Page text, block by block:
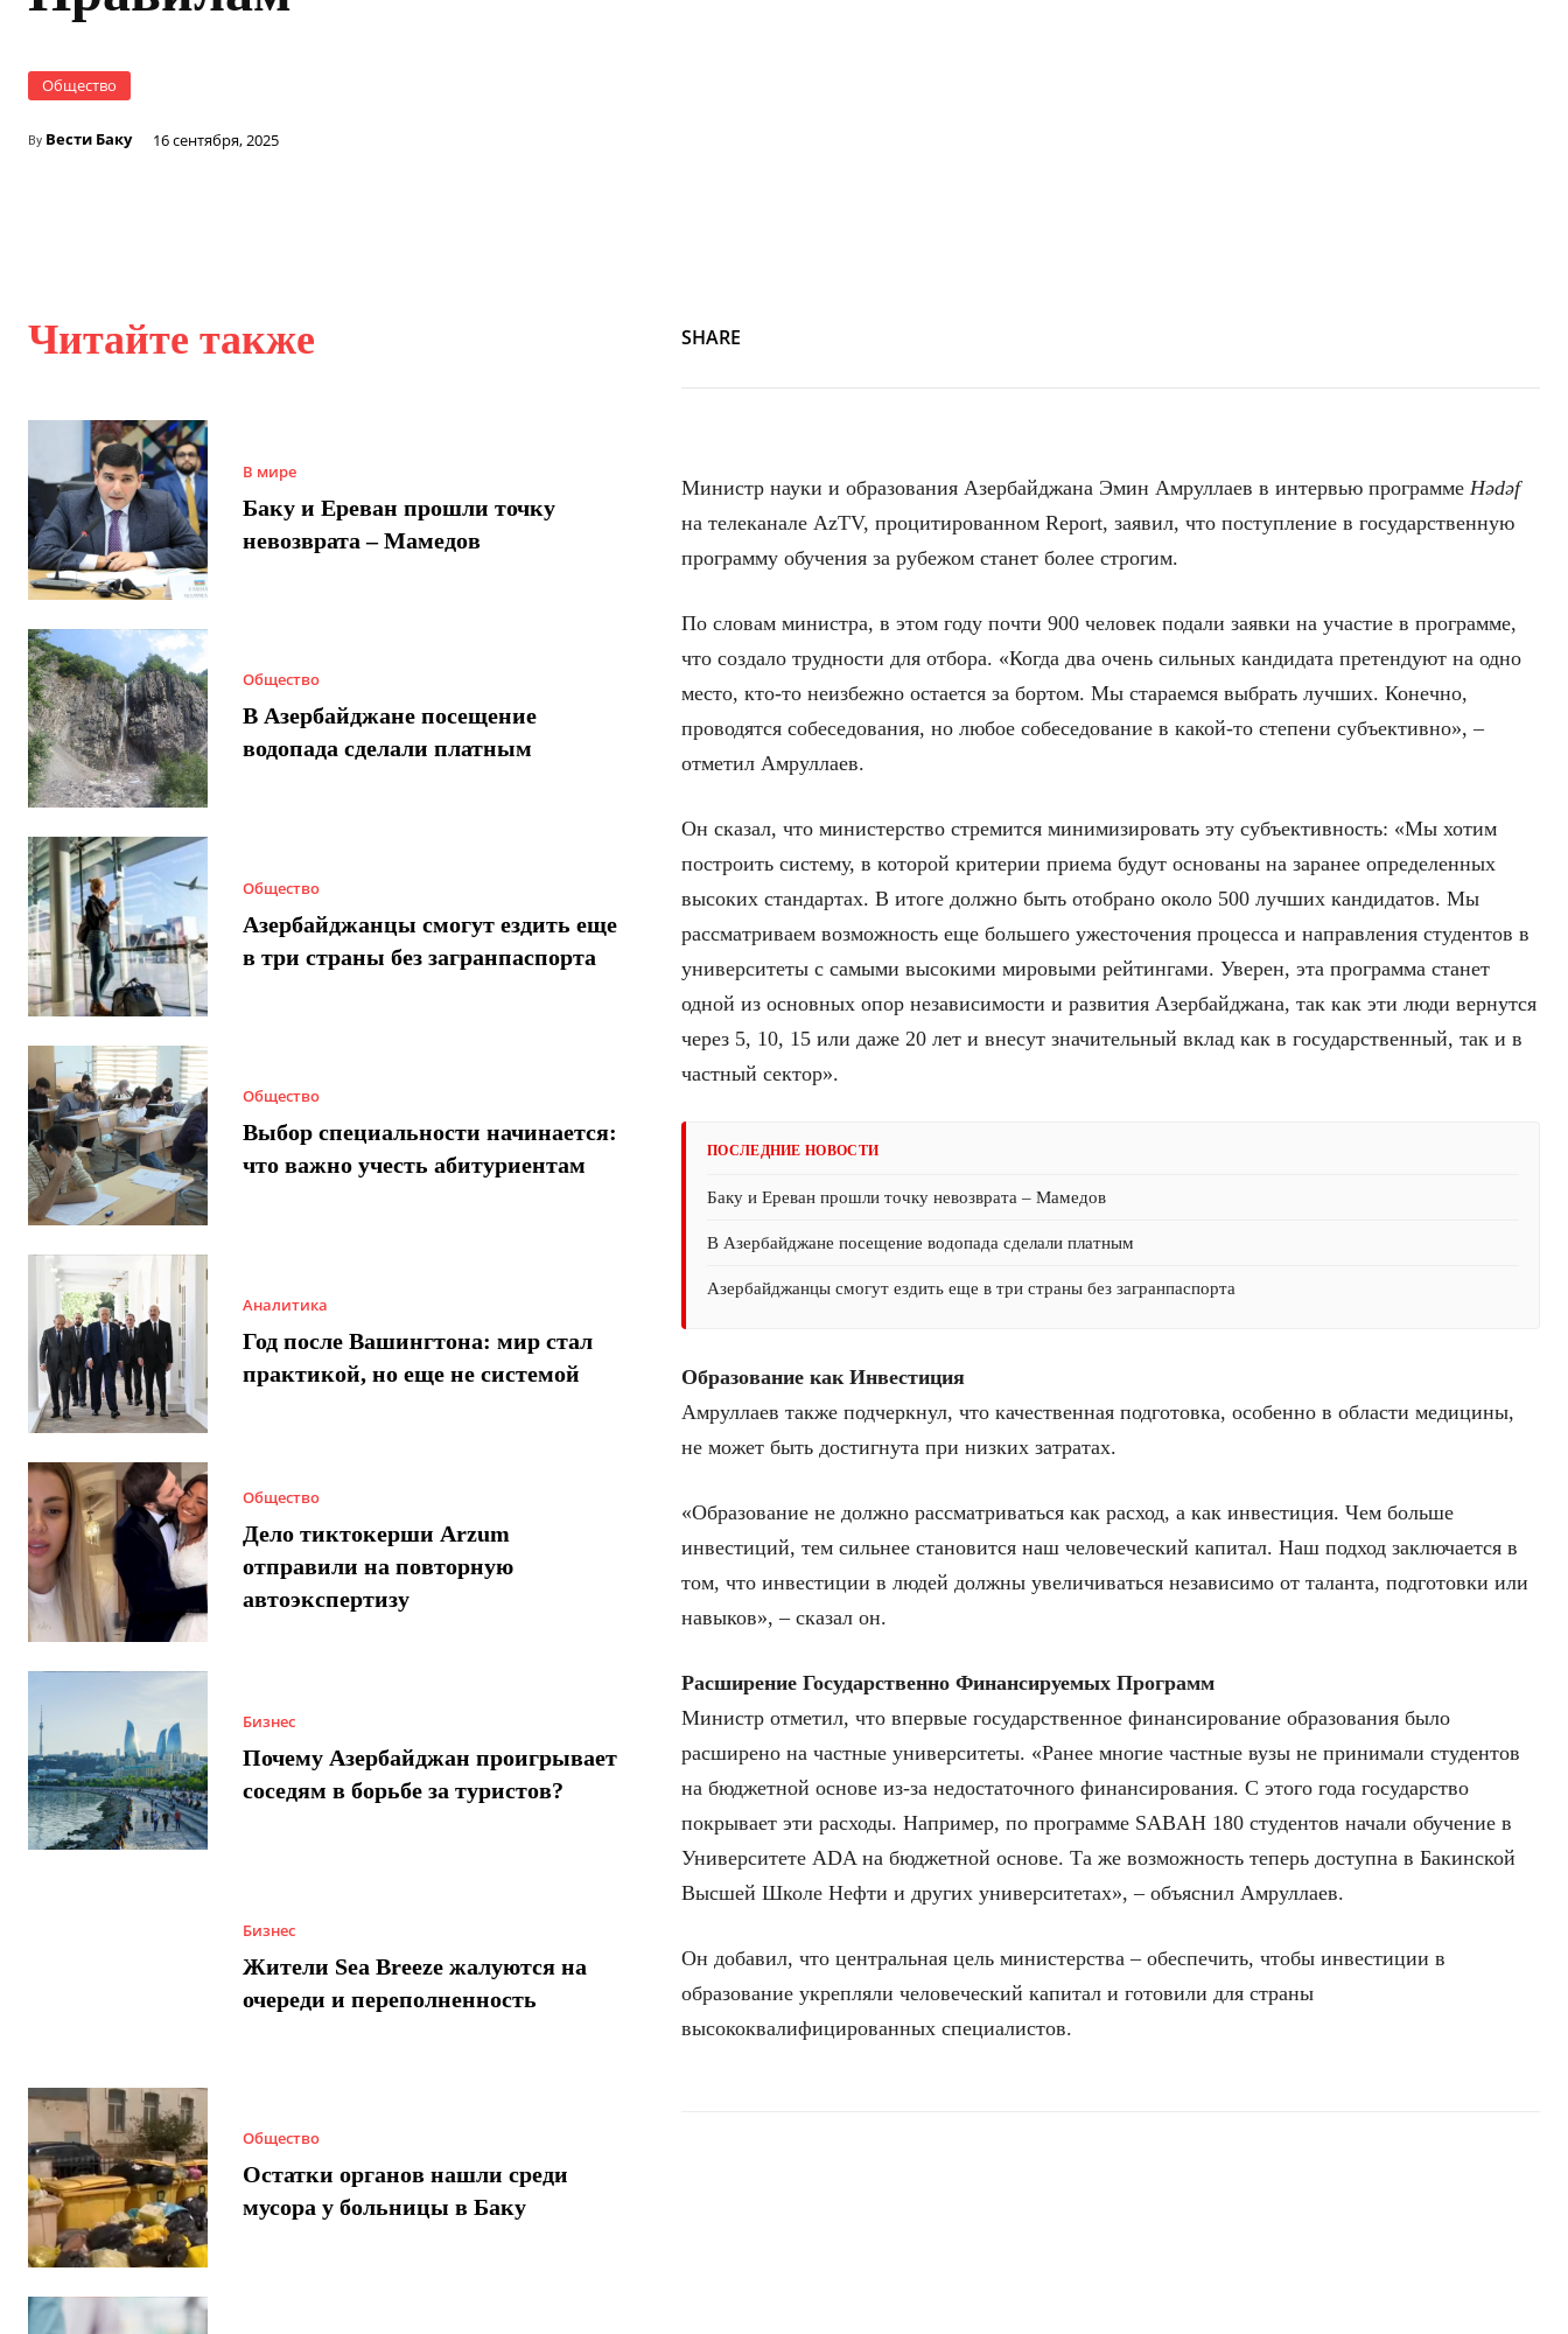
Общество
By Вести Баку 16 сентября, 2025
Читайте также
В мире
Баку и Ереван прошли точку
невозврата – Мамедов
Общество
В Азербайджане посещение
водопада сделали платным
Общество
Азербайджанцы смогут ездить еще
в три страны без загранпаспорта
Общество
Выбор специальности начинается:
что важно учесть абитуриентам
Аналитика
Год после Вашингтона: мир стал
практикой, но еще не системой
Общество
Дело тиктокерши Arzum
отправили на повторную
автоэкспертизу
Бизнес
Почему Азербайджан проигрывает
соседям в борьбе за туристов?
Бизнес
Жители Sea Breeze жалуются на
очереди и переполненность
Общество
Остатки органов нашли среди
мусора у больницы в Баку
SHARE
Министр науки и образования Азербайджана Эмин Амруллаев в интервью программе Hədəf
на телеканале AzTV, процитированном Report, заявил, что поступление в государственную
программу обучения за рубежом станет более строгим.
По словам министра, в этом году почти 900 человек подали заявки на участие в программе,
что создало трудности для отбора. «Когда два очень сильных кандидата претендуют на одно
место, кто-то неизбежно остается за бортом. Мы стараемся выбрать лучших. Конечно,
проводятся собеседования, но любое собеседование в какой-то степени субъективно», –
отметил Амруллаев.
Он сказал, что министерство стремится минимизировать эту субъективность: «Мы хотим
построить систему, в которой критерии приема будут основаны на заранее определенных
высоких стандартах. В итоге должно быть отобрано около 500 лучших кандидатов. Мы
рассматриваем возможность еще большего ужесточения процесса и направления студентов в
университеты с самыми высокими мировыми рейтингами. Уверен, эта программа станет
одной из основных опор независимости и развития Азербайджана, так как эти люди вернутся
через 5, 10, 15 или даже 20 лет и внесут значительный вклад как в государственный, так и в
частный сектор».
ПОСЛЕДНИЕ НОВОСТИ
Баку и Ереван прошли точку невозврата – Мамедов
В Азербайджане посещение водопада сделали платным
Азербайджанцы смогут ездить еще в три страны без загранпаспорта
Образование как Инвестиция
Амруллаев также подчеркнул, что качественная подготовка, особенно в области медицины,
не может быть достигнута при низких затратах.
«Образование не должно рассматриваться как расход, а как инвестиция. Чем больше
инвестиций, тем сильнее становится наш человеческий капитал. Наш подход заключается в
том, что инвестиции в людей должны увеличиваться независимо от таланта, подготовки или
навыков», – сказал он.
Расширение Государственно Финансируемых Программ
Министр отметил, что впервые государственное финансирование образования было
расширено на частные университеты. «Ранее многие частные вузы не принимали студентов
на бюджетной основе из-за недостаточного финансирования. С этого года государство
покрывает эти расходы. Например, по программе SABAH 180 студентов начали обучение в
Университете ADA на бюджетной основе. Та же возможность теперь доступна в Бакинской
Высшей Школе Нефти и других университетах», – объяснил Амруллаев.
Он добавил, что центральная цель министерства – обеспечить, чтобы инвестиции в
образование укрепляли человеческий капитал и готовили для страны
высококвалифицированных специалистов.